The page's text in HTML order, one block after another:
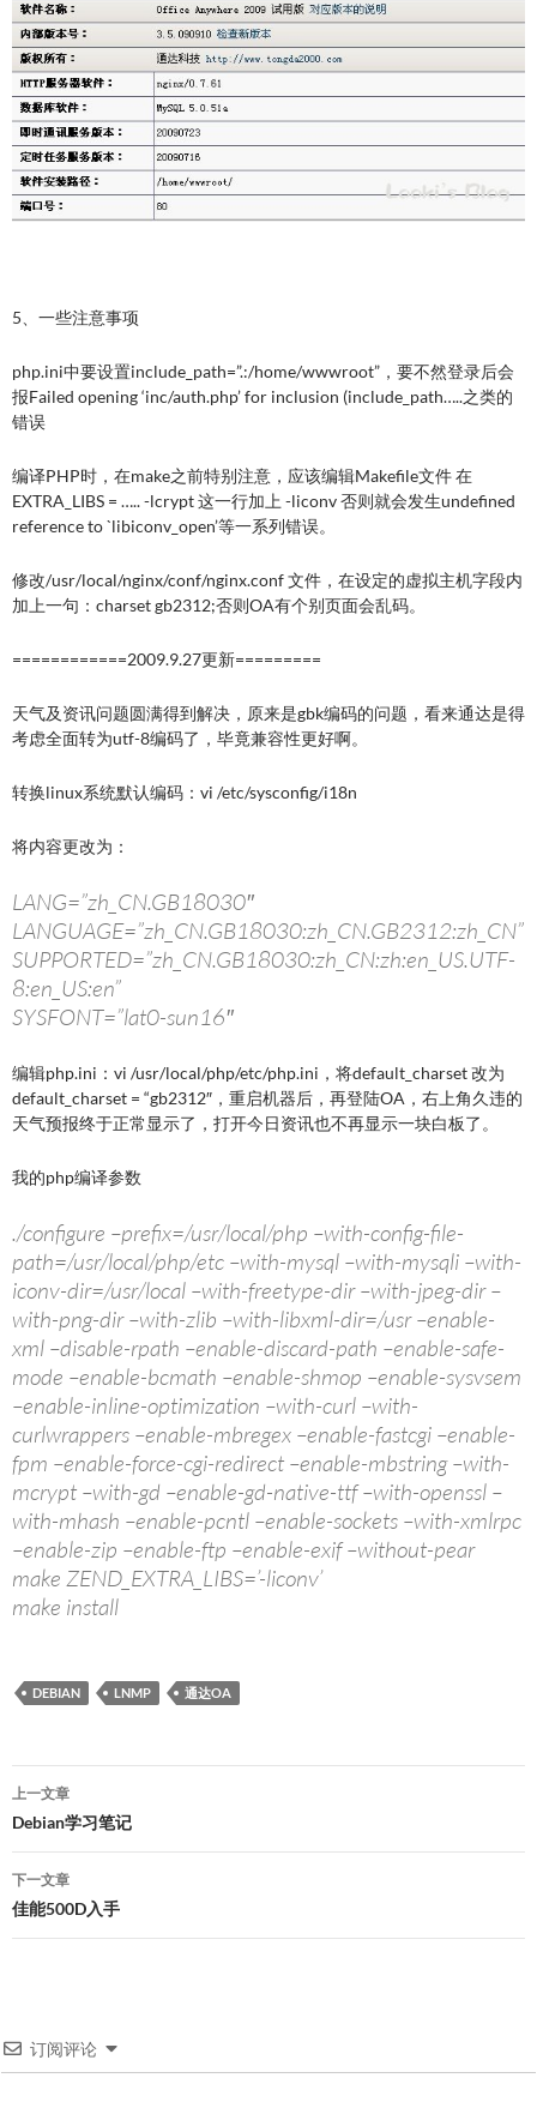
5、一些注意事项
php.ini中要设置include_path=”.:/home/wwwroot”，要不然登录后会
报Failed opening ‘inc/auth.php’ for inclusion (include_path…..之类的
错误
编译PHP时，在make之前特别注意，应该编辑Makefile文件 在
EXTRA_LIBS = ….. -lcrypt 这一行加上 -liconv 否则就会发生undefined
reference to `libiconv_open’等一系列错误。
修改/usr/local/nginx/conf/nginx.conf 文件，在设定的虚拟主机字段内
加上一句：charset gb2312;否则OA有个别页面会乱码。
============2009.9.27更新=========
天气及资讯问题圆满得到解决，原来是gbk编码的问题，看来通达是得
考虑全面转为utf-8编码了，毕竟兼容性更好啊。
转换linux系统默认编码：vi /etc/sysconfig/i18n
将内容更改为：
LANG=”zh_CN.GB18030″
LANGUAGE=”zh_CN.GB18030:zh_CN.GB2312:zh_CN”
SUPPORTED=”zh_CN.GB18030:zh_CN:zh:en_US.UTF-
8:en_US:en”
SYSFONT=”lat0-sun16″
编辑php.ini：vi /usr/local/php/etc/php.ini，将default_charset 改为
default_charset = “gb2312″，重启机器后，再登陆OA，右上角久违的
天气预报终于正常显示了，打开今日资讯也不再显示一块白板了。
我的php编译参数
./configure –prefix=/usr/local/php –with-config-file-
path=/usr/local/php/etc –with-mysql –with-mysqli –with-
iconv-dir=/usr/local –with-freetype-dir –with-jpeg-dir –
with-png-dir –with-zlib –with-libxml-dir=/usr –enable-
xml –disable-rpath –enable-discard-path –enable-safe-
mode –enable-bcmath –enable-shmop –enable-sysvsem
–enable-inline-optimization –with-curl –with-
curlwrappers –enable-mbregex –enable-fastcgi –enable-
fpm –enable-force-cgi-redirect –enable-mbstring –with-
mcrypt –with-gd –enable-gd-native-ttf –with-openssl –
with-mhash –enable-pcntl –enable-sockets –with-xmlrpc
–enable-zip –enable-ftp –enable-exif –without-pear
make ZEND_EXTRA_LIBS=’-liconv’
make install
DEBIAN LNMP 通达OA
文
章
导
航
上一文章
Debian学习笔记
下一文章
佳能500D入手
订阅评论